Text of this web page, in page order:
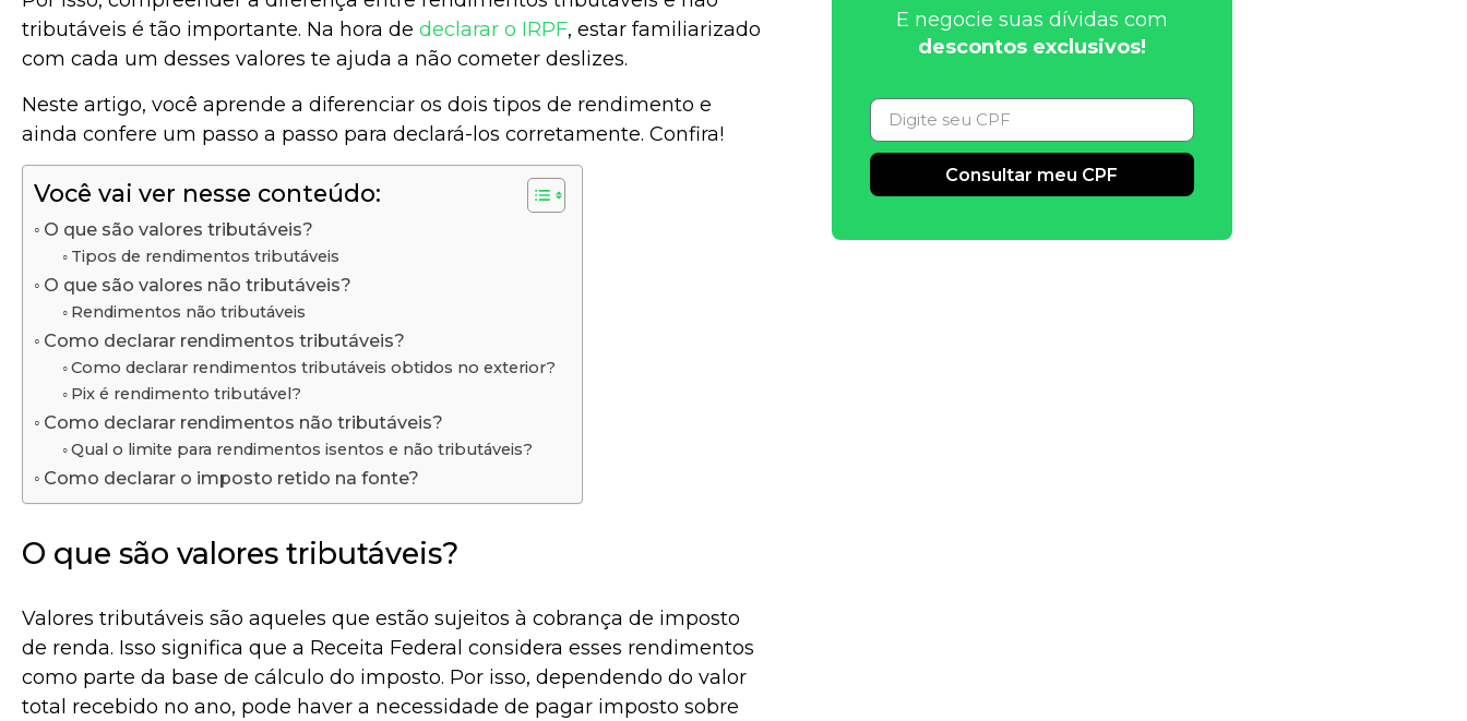
tributáveis é tão importante. Na hora de declarar o IRPF, estar familiarizado
com cada um desses valores te ajuda a não cometer deslizes.
Neste artigo, você aprende a diferenciar os dois tipos de rendimento e
ainda confere um passo a passo para declará-los corretamente. Confira!
Você vai ver nesse conteúdo:
O que são valores tributáveis?
Tipos de rendimentos tributáveis
O que são valores não tributáveis?
Rendimentos não tributáveis
Como declarar rendimentos tributáveis?
Como declarar rendimentos tributáveis obtidos no exterior?
Pix é rendimento tributável?
Como declarar rendimentos não tributáveis?
Qual o limite para rendimentos isentos e não tributáveis?
Como declarar o imposto retido na fonte?
O que são valores tributáveis?
Valores tributáveis são aqueles que estão sujeitos à cobrança de imposto
de renda. Isso significa que a Receita Federal considera esses rendimentos
como parte da base de cálculo do imposto. Por isso, dependendo do valor
total recebido no ano, pode haver a necessidade de pagar imposto sobre
E negocie suas dívidas com
descontos exclusivos!
Consultar meu CPF